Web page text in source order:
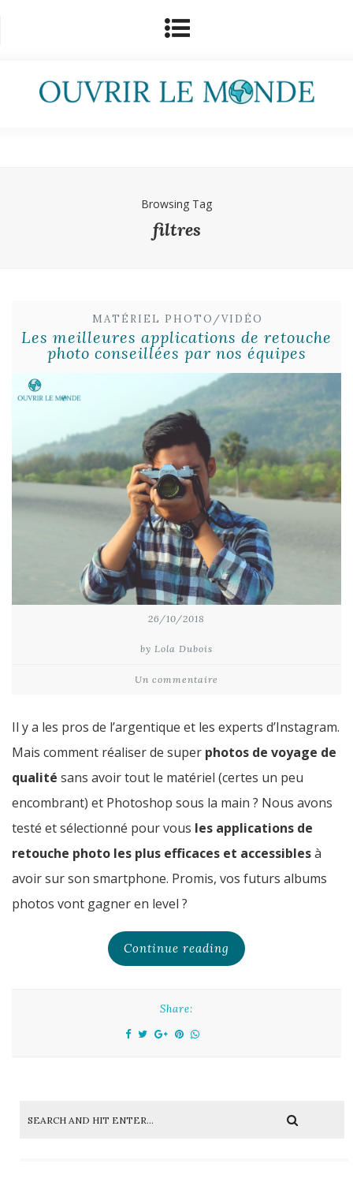
Browsing Tag
filtres
MATÉRIEL PHOTO/VIDÉO
Les meilleures applications de retouche
photo conseillées par nos équipes
26/10/2018
by Lola Dubois
Un commentaire
Il y a les pros de l’argentique et les experts d’Instagram.
Mais comment réaliser de super photos de voyage de
qualité sans avoir tout le matériel (certes un peu
encombrant) et Photoshop sous la main ? Nous avons
testé et sélectionné pour vous les applications de
retouche photo les plus efficaces et accessiblesà
avoir sur son smartphone. Promis, vos futurs albums
photos vont gagner en level ?
Continue reading
Share: